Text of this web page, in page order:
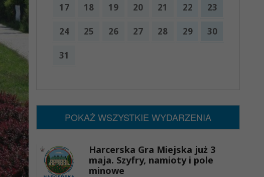
17 18 19 20 21 22 23
24 25 26 27 28 29 30
31
POKAŻ WSZYSTKIE WYDARZENIA
Harcerska Gra Miejska już 3
maja. Szyfry, namioty i pole
minowe